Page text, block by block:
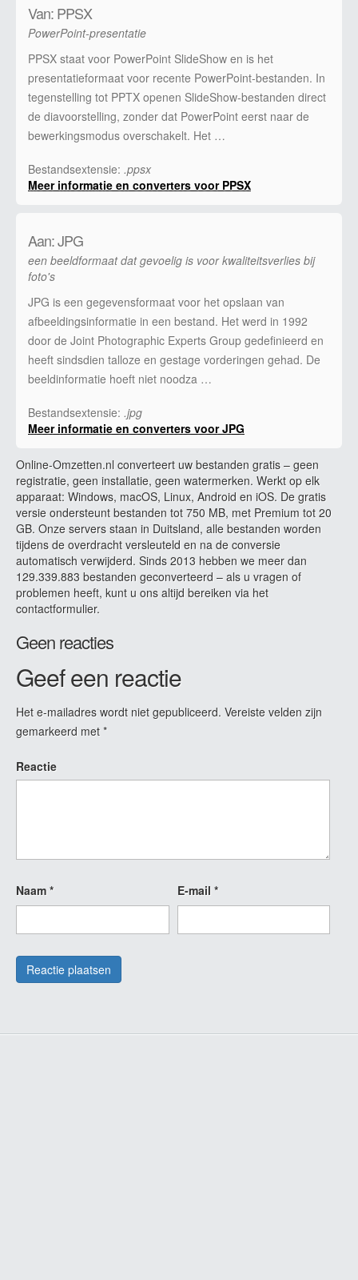
Van: PPSX
PowerPoint-presentatie
PPSX staat voor PowerPoint SlideShow en is het
presentatieformaat voor recente PowerPoint-bestanden. In
tegenstelling tot PPTX openen SlideShow-bestanden direct
de diavoorstelling, zonder dat PowerPoint eerst naar de
bewerkingsmodus overschakelt. Het …
Bestandsextensie: .ppsx
Meer informatie en converters voor PPSX
Aan: JPG
een beeldformaat dat gevoelig is voor kwaliteitsverlies bij
foto's
JPG is een gegevensformaat voor het opslaan van
afbeeldingsinformatie in een bestand. Het werd in 1992
door de Joint Photographic Experts Group gedefinieerd en
heeft sindsdien talloze en gestage vorderingen gehad. De
beeldinformatie hoeft niet noodza …
Bestandsextensie: .jpg
Meer informatie en converters voor JPG
Online-Omzetten.nl converteert uw bestanden gratis – geen
registratie, geen installatie, geen watermerken. Werkt op elk
apparaat: Windows, macOS, Linux, Android en iOS. De gratis
versie ondersteunt bestanden tot 750 MB, met Premium tot 20
GB. Onze servers staan in Duitsland, alle bestanden worden
tijdens de overdracht versleuteld en na de conversie
automatisch verwijderd. Sinds 2013 hebben we meer dan
129.339.883 bestanden geconverteerd – als u vragen of
problemen heeft, kunt u ons altijd bereiken via het
contactformulier.
Geen reacties
Geef een reactie
Het e-mailadres wordt niet gepubliceerd. Vereiste velden zijn
gemarkeerd met *
Reactie
Naam * E-mail *